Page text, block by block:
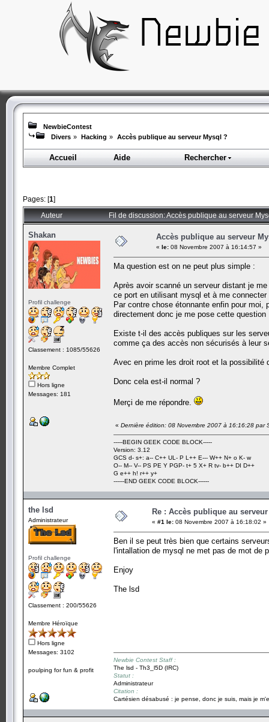
NewbieContest
Divers » Hacking » Accès publique au serveur Mysql ?
Accueil Aide Rechercher
Pages: [1]
Auteur Fil de discussion: Accès publique au serveur
Shakan
Profil challenge
Classement : 1085/55626
Membre Complet
Hors ligne
Messages: 181
Accès publique au serveur
« le: 08 Novembre 2007 à 16:14:57 »
Ma question est on ne peut plus simple :
Après avoir scanné un serveur distant je
ce port en utilisant mysql et à me
Par contre chose étonnante enfin pour
directement donc je me pose cette question
Existe t-il des accès publiques sur les
comme ça des accès non sécurisés à leur
Avec en prime les droit root et la possibilité
Donc cela est-il normal ?
Merçi de me répondre.
« Dernière édition: 08 Novembre 2007 à 16:16:28 par
-----BEGIN GEEK CODE BLOCK-----
Version: 3.12
GCS d- s+: a-- C++ UL- P L++ E--- W++ N+ o K- w
O-- M-- V-- PS PE Y PGP- t+ 5 X+ R tv- b++ DI D++
G e++ h! r++ y+
------END GEEK CODE BLOCK------
the lsd
Administrateur
Profil challenge
Classement : 200/55626
Membre Héroïque
Hors ligne
Messages: 3102
poulping for fun & profit
Re : Accès publique au
« #1 le: 08 Novembre 2007 à 16:18:02 »
Ben il se peut très bien que certains
l'intallation de mysql ne met pas de mot de
Enjoy
The lsd
Newbie Contest Staff :
The lsd - Th3_l5D (IRC)
Statut :
Administrateur
Citation :
Cartésien désabusé : je pense, donc je suis, mais je